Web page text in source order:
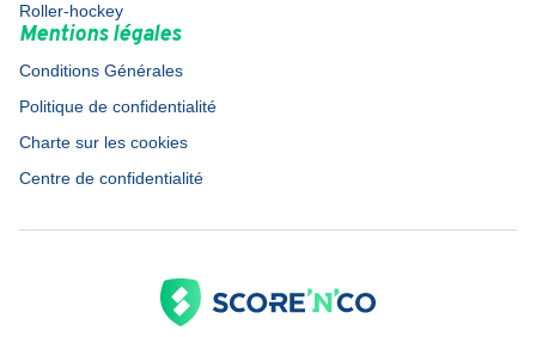
Roller-hockey
Mentions légales
Conditions Générales
Politique de confidentialité
Charte sur les cookies
Centre de confidentialité